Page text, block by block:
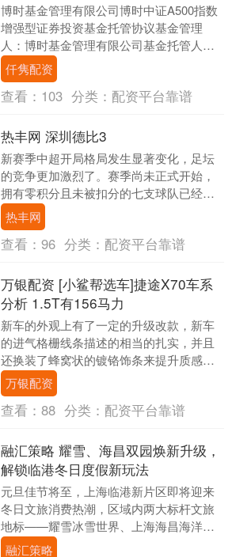
博时基金管理有限公司博时中证A500指数
增强型证券投资基金托管协议基金管理
人：博时基金管理有限公司基金托管人：
中国工商银行股份有限公司目录一、基金
托管协议当事人....
仟隽配资
查看： 103 分类： 配资平台靠谱
热丰网 深圳德比3
新赛季中超开局格局发生显著变化，足坛
的竞争更加激烈了。赛季尚未正式开始，
拥有零积分且未被扣分的七支球队已经在
联赛积分榜上领先。成都蓉城与云南玉昆
迅速崛起，跃升为....
热丰网
查看： 96 分类： 配资平台靠谱
万银配资 [小鲨帮选车]捷途X70车系
分析 1.5T有156马力
新车的外观上有了一定的升级改款，新车
的进气格栅线条描述的相当的扎实，并且
还换装了蜂窝状的镀铬饰条来提升质感，
黑色的中网质感十足，进气格栅还可以选
装x70车型上配....
万银配资
查看： 88 分类： 配资平台靠谱
融汇策略 耀雪、海昌双园焕新升级，
解锁临港冬日度假新玩法
元旦佳节将至，上海临港新片区即将迎来
冬日文旅消费热潮，区域内两大标杆文旅
地标——耀雪冰雪世界、上海海昌海洋公
园同步焕新，以“产品+活动”双线升级的沉
融汇策略